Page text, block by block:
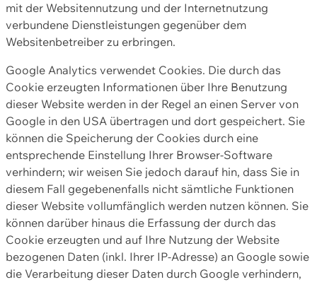
mit der Websitennutzung und der Internetnutzung
verbundene Dienstleistungen gegenüber dem
Websitenbetreiber zu erbringen.
Google Analytics verwendet Cookies. Die durch das
Cookie erzeugten Informationen über Ihre Benutzung
dieser Website werden in der Regel an einen Server von
Google in den USA übertragen und dort gespeichert. Sie
können die Speicherung der Cookies durch eine
entsprechende Einstellung Ihrer Browser-Software
verhindern; wir weisen Sie jedoch darauf hin, dass Sie in
diesem Fall gegebenenfalls nicht sämtliche Funktionen
dieser Website vollumfänglich werden nutzen können. Sie
können darüber hinaus die Erfassung der durch das
Cookie erzeugten und auf Ihre Nutzung der Website
bezogenen Daten (inkl. Ihrer IP-Adresse) an Google sowie
die Verarbeitung dieser Daten durch Google verhindern,